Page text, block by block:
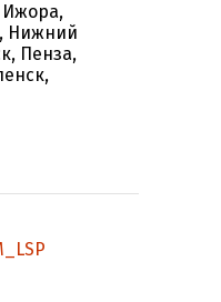
Ижора,
Нижний
Пенза,